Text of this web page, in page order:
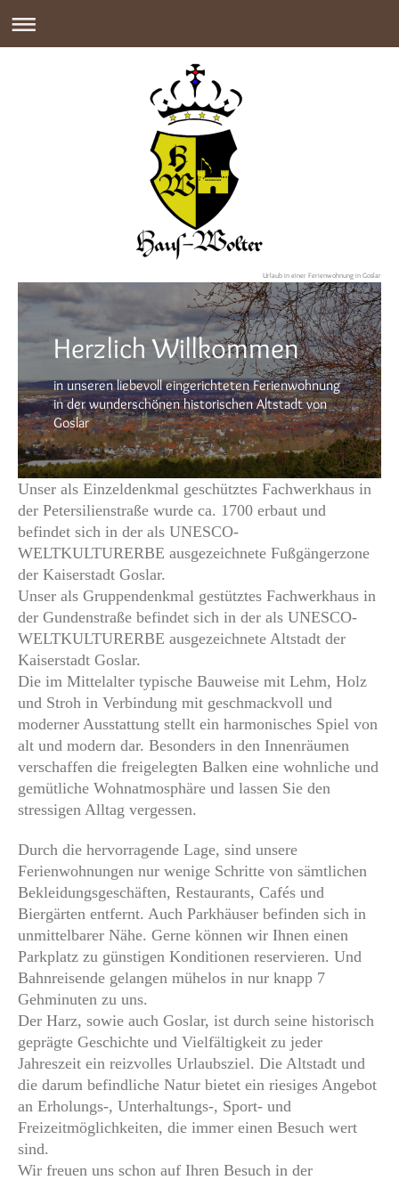
Urlaub in einer Ferienwohnung in Goslar
Herzlich Willkommen
in unseren liebevoll eingerichteten Ferienwohnung
in der wunderschönen historischen Altstadt von
Goslar
Unser als Einzeldenkmal geschütztes Fachwerkhaus in
der Petersilienstraße wurde ca. 1700 erbaut und
befindet sich in der als UNESCO-
WELTKULTURERBE ausgezeichnete Fußgängerzone
der Kaiserstadt Goslar.
Unser als Gruppendenkmal gestütztes Fachwerkhaus in
der Gundenstraße befindet sich in der als UNESCO-
WELTKULTURERBE ausgezeichnete Altstadt der
Kaiserstadt Goslar.
Die im Mittelalter typische Bauweise mit Lehm, Holz
und Stroh in Verbindung mit geschmackvoll und
moderner Ausstattung stellt ein harmonisches Spiel von
alt und modern dar. Besonders in den Innenräumen
verschaffen die freigelegten Balken eine wohnliche und
gemütliche Wohnatmosphäre und lassen Sie den
stressigen Alltag vergessen.
Durch die hervorragende Lage, sind unsere
Ferienwohnungen nur wenige Schritte von sämtlichen
Bekleidungsgeschäften, Restaurants, Cafés und
Biergärten entfernt. Auch Parkhäuser befinden sich in
unmittelbarer Nähe. Gerne können wir Ihnen einen
Parkplatz zu günstigen Konditionen reservieren. Und
Bahnreisende gelangen mühelos in nur knapp 7
Gehminuten zu uns.
Der Harz, sowie auch Goslar, ist durch seine historisch
geprägte Geschichte und Vielfältigkeit zu jeder
Jahreszeit ein reizvolles Urlaubsziel. Die Altstadt und
die darum befindliche Natur bietet ein riesiges Angebot
an Erholungs-, Unterhaltungs-, Sport- und
Freizeitmöglichkeiten, die immer einen Besuch wert
sind.
Wir freuen uns schon auf Ihren Besuch in der